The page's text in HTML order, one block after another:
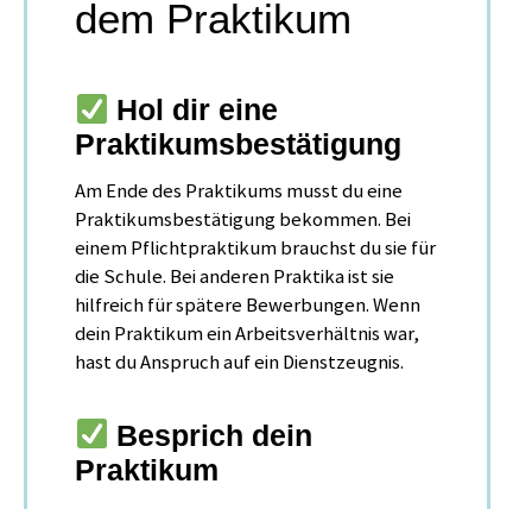
dem Praktikum
Hol dir eine
Praktikumsbestätigung
Am Ende des Praktikums musst du eine
Praktikumsbestätigung bekommen. Bei
einem Pflichtpraktikum brauchst du sie für
die Schule. Bei anderen Praktika ist sie
hilfreich für spätere Bewerbungen. Wenn
dein Praktikum ein Arbeitsverhältnis war,
hast du Anspruch auf ein Dienstzeugnis.
Besprich dein
Praktikum